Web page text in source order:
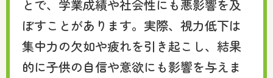
とで、学業成績や社会性にも悪影響を及
ぼすことがあります。実際、視力低下は
集中力の欠如や疲れを引き起こし、結果
的に子供の自信や意欲にも影響を与えま